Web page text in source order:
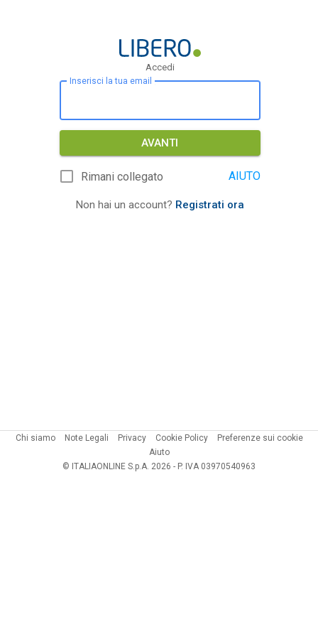
Accedi
Inserisci la tua email
AVANTI
Rimani collegato AIUTO
Non hai un account? Registrati ora
Chi siamo Note Legali Privacy Cookie Policy
Preferenze sui cookie
Aiuto
© ITALIAONLINE S.p.A. 2026 - P. IVA 03970540963